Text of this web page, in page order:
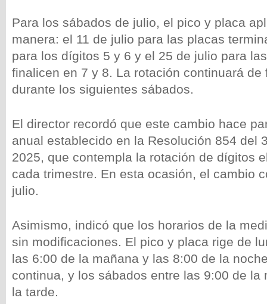
Para los sábados de julio, el pico y placa
manera: el 11 de julio para las placas
para los dígitos 5 y 6 y el 25 de julio para
finalicen en 7 y 8. La rotación continuará de
durante los siguientes sábados.
El director recordó que este cambio hace
anual establecido en la Resolución 854 del
2025, que contempla la rotación de dígitos
cada trimestre. En esta ocasión, el cambio
julio.
Asimismo, indicó que los horarios de la
sin modificaciones. El pico y placa rige de
las 6:00 de la mañana y las 8:00 de la
continua, y los sábados entre las 9:00 de la
la tarde.
wp-